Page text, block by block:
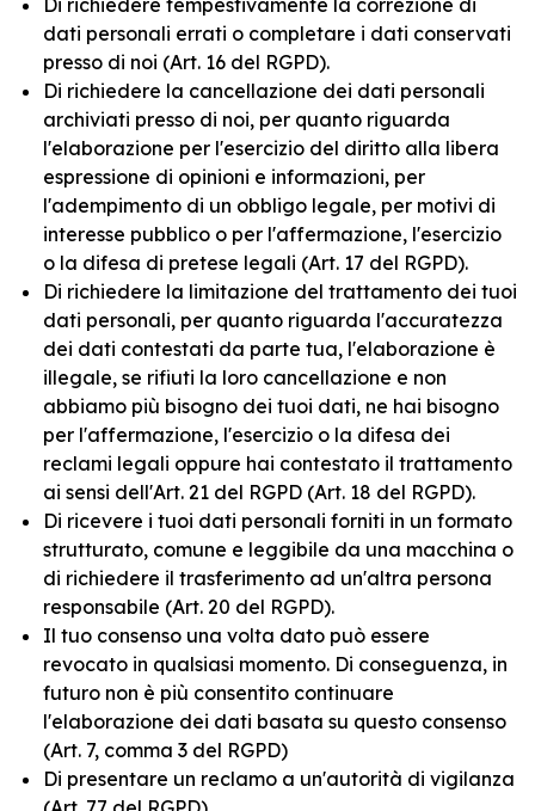
Di richiedere tempestivamente la correzione di
dati personali errati o completare i dati conservati
presso di noi (Art. 16 del RGPD).
Di richiedere la cancellazione dei dati personali
archiviati presso di noi, per quanto riguarda
l'elaborazione per l'esercizio del diritto alla libera
espressione di opinioni e informazioni, per
l'adempimento di un obbligo legale, per motivi di
interesse pubblico o per l'affermazione, l'esercizio
o la difesa di pretese legali (Art. 17 del RGPD).
Di richiedere la limitazione del trattamento dei tuoi
dati personali, per quanto riguarda l'accuratezza
dei dati contestati da parte tua, l'elaborazione è
illegale, se rifiuti la loro cancellazione e non
abbiamo più bisogno dei tuoi dati, ne hai bisogno
per l'affermazione, l'esercizio o la difesa dei
reclami legali oppure hai contestato il trattamento
ai sensi dell'Art. 21 del RGPD (Art. 18 del RGPD).
Di ricevere i tuoi dati personali forniti in un formato
strutturato, comune e leggibile da una macchina o
di richiedere il trasferimento ad un'altra persona
responsabile (Art. 20 del RGPD).
Il tuo consenso una volta dato può essere
revocato in qualsiasi momento. Di conseguenza, in
futuro non è più consentito continuare
l'elaborazione dei dati basata su questo consenso
(Art. 7, comma 3 del RGPD)
Di presentare un reclamo a un'autorità di vigilanza